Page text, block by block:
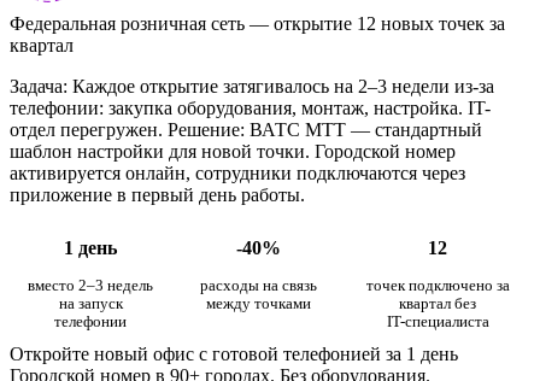
Федеральная розничная сеть — открытие 12 новых точек за
квартал
Задача: Каждое открытие затягивалось на 2–3 недели из-за
телефонии: закупка оборудования, монтаж, настройка. IT-
отдел перегружен. Решение: ВАТС МТТ — стандартный
шаблон настройки для новой точки. Городской номер
активируется онлайн, сотрудники подключаются через
приложение в первый день работы.
1 день -40% 12
вместо 2–3 недель
на запуск
телефонии
расходы на связь
между точками
точек подключено за
квартал без
IT-специалиста
Откройте новый офис с готовой телефонией за 1 день
Городской номер в 90+ городах. Без оборудования.